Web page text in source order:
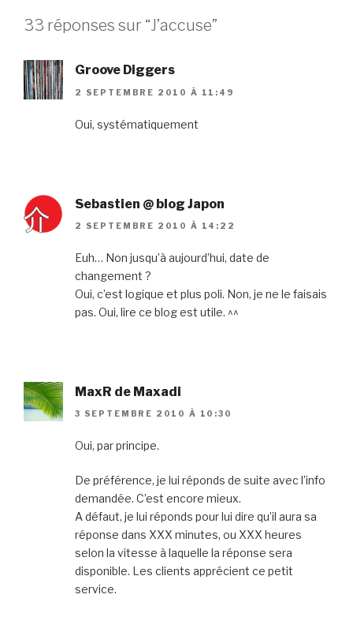
33 réponses sur “J’accuse”
Groove Diggers
2 SEPTEMBRE 2010 À 11:49
Oui, systématiquement
Sebastien @ blog Japon
2 SEPTEMBRE 2010 À 14:22
Euh… Non jusqu’à aujourd’hui, date de
changement ?
Oui, c’est logique et plus poli. Non, je ne le faisais
pas. Oui, lire ce blog est utile. ^^
MaxR de Maxadi
3 SEPTEMBRE 2010 À 10:30
Oui, par principe.
De préférence, je lui réponds de suite avec l’info
demandée. C’est encore mieux.
A défaut, je lui réponds pour lui dire qu’il aura sa
réponse dans XXX minutes, ou XXX heures
selon la vitesse à laquelle la réponse sera
disponible. Les clients apprécient ce petit
service.